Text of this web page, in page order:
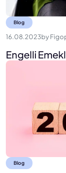
Blog
16.08.2023by
Engelli
Blog